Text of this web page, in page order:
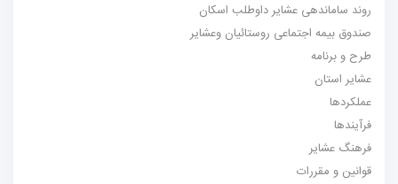
روند ساماندهی عشایر داوطلب اسکان
صندوق بیمه اجتماعی روستائیان وعشایر
طرح و برنامه
عشایر استان
عملکردها
فرآیندها
فرهنگ عشایر
قوانین و مقررات